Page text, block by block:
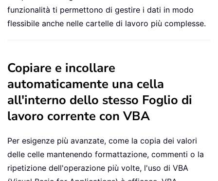
funzionalità ti permettono di gestire i dati in modo
flessibile anche nelle cartelle di lavoro più complesse.
Copiare e incollare
automaticamente una cella
all'interno dello stesso Foglio di
lavoro corrente con VBA
Per esigenze più avanzate, come la copia dei valori
delle celle mantenendo formattazione, commenti o la
ripetizione dell'operazione più volte, l'uso di VBA